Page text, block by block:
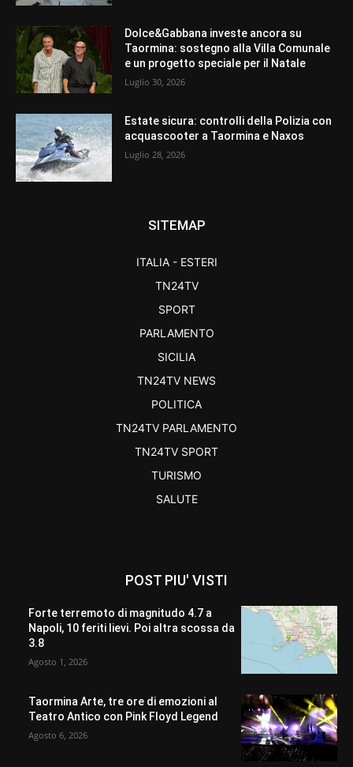
Dolce&Gabbana investe ancora su
Taormina: sostegno alla Villa Comunale
e un progetto speciale per il Natale
Luglio 30, 2026
Estate sicura: controlli della Polizia con
acquascooter a Taormina e Naxos
Luglio 28, 2026
SITEMAP
ITALIA - ESTERI
TN24TV
SPORT
PARLAMENTO
SICILIA
TN24TV NEWS
POLITICA
TN24TV PARLAMENTO
TN24TV SPORT
TURISMO
SALUTE
POST PIU' VISTI
Forte terremoto di magnitudo 4.7 a
Napoli, 10 feriti lievi. Poi altra scossa da
3.8
Agosto 1, 2026
Taormina Arte, tre ore di emozioni al
Teatro Antico con Pink Floyd Legend
Agosto 6, 2026